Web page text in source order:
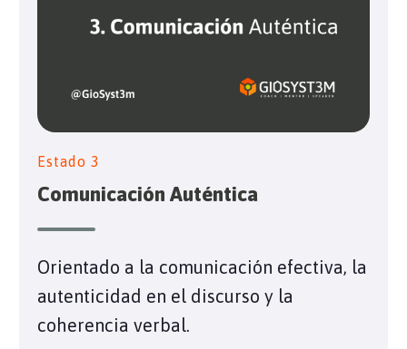
Estado 3
Comunicación Auténtica
Orientado a la comunicación efectiva, la
autenticidad en el discurso y la
coherencia verbal.